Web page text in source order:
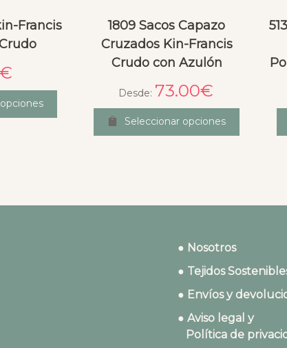
Francis
€
1809 Sacos Capazo
Cruzados Kin-Francis
Crudo con Azulón
Desde: 73.00€
Seleccionar opciones
● Nosotros
● Tejidos
● Envíos y
● Aviso legal y
Política de